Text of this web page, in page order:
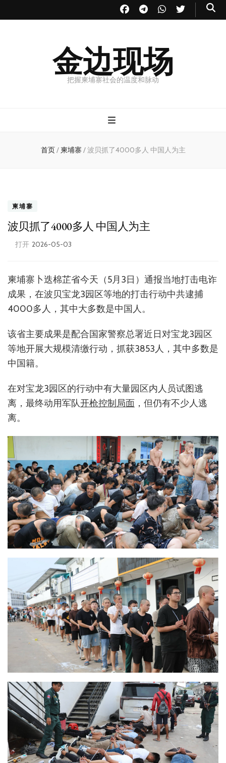
金边现场
把握柬埔寨社会的温度和脉动
首页/ 柬埔寨 /波贝抓了4000多人 中国人为主
柬埔寨
波贝抓了4000多人 中国人为主
打开 2026-05-03
柬埔寨卜迭棉芷省今天（5月3日）通报当地打击电诈
成果，在波贝宝龙3园区等地的打击行动中共逮捕
4000多人，其中大多数是中国人。
该省主要成果是配合国家警察总署近日对宝龙3园区
等地开展大规模清缴行动，抓获3853人，其中多数是
中国籍。
在对宝龙3园区的行动中有大量园区内人员试图逃
离，最终动用军队开枪控制局面 ，但仍有不少人逃
离。